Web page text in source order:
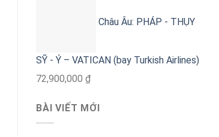
Châu Âu: PHÁP - THỤY
SỸ - Ý – VATICAN (bay Turkish Airlines)
72,900,000 ₫
BÀI VIẾT MỚI